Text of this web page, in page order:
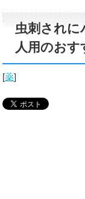
虫刺されに
人用のおす
[薬]